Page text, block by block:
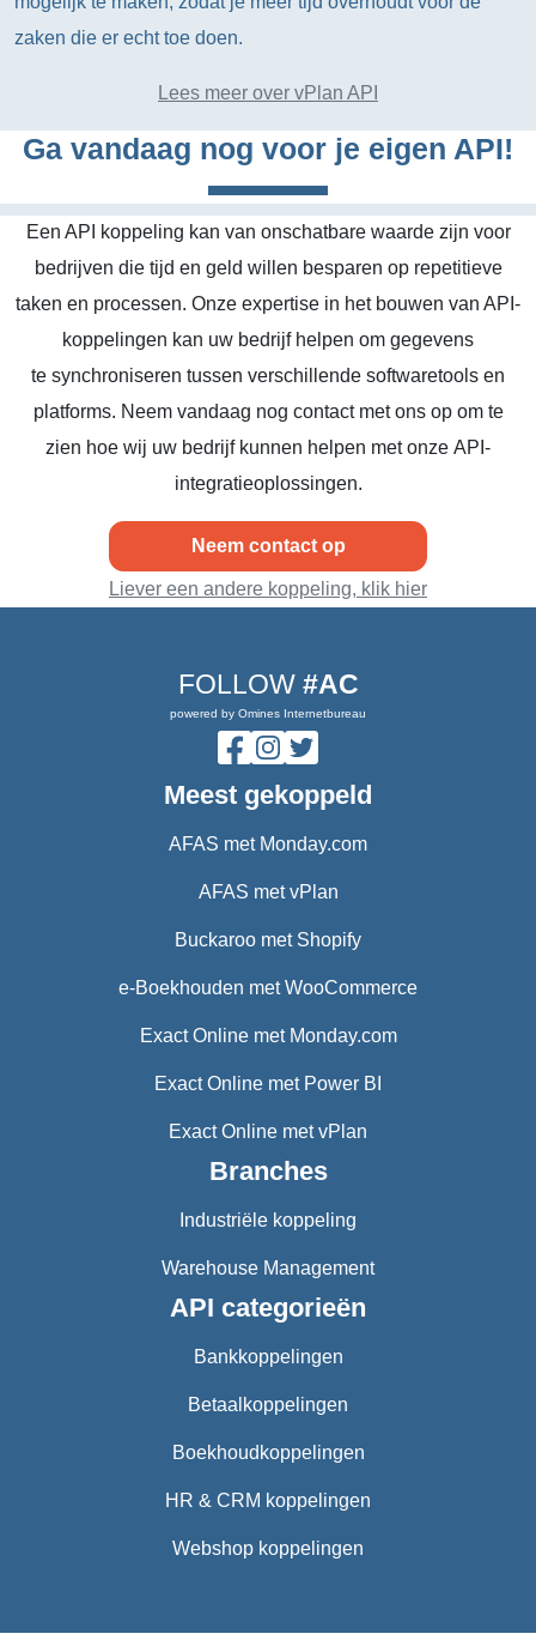
zaken die er echt toe doen.
Lees meer over vPlan API
Ga vandaag nog voor je eigen API!
Een API koppeling kan van onschatbare waarde zijn voor
bedrijven die tijd en geld willen besparen op repetitieve
taken en processen. Onze expertise in het bouwen van API-
koppelingen kan uw bedrijf helpen om gegevens
te synchroniseren tussen verschillende softwaretools en
platforms. Neem vandaag nog contact met ons op om te
zien hoe wij uw bedrijf kunnen helpen met onze API-
integratieoplossingen.
Neem contact op
Liever een andere koppeling, klik hier
FOLLOW #AC
powered by Omines Internetbureau
Meest gekoppeld
AFAS met Monday.com
AFAS met vPlan
Buckaroo met Shopify
e-Boekhouden met WooCommerce
Exact Online met Monday.com
Exact Online met Power BI
Exact Online met vPlan
Branches
Industriële koppeling
Warehouse Management
API categorieën
Bankkoppelingen
Betaalkoppelingen
Boekhoudkoppelingen
HR & CRM koppelingen
Webshop koppelingen